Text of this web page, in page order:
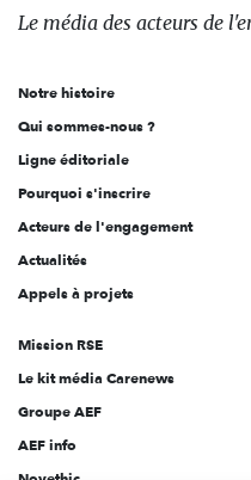
des
l'engagement
Le média des acteurs de
Notre histoire
Qui sommes-nous ?
Ligne éditoriale
Pourquoi s'inscrire
Acteurs de l'engagement
Actualités
Appels à projets
Mission RSE
Le kit média Carenews
Groupe AEF
AEF info